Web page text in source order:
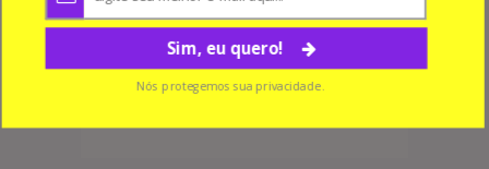
Sim, eu quero!
Nós protegemos sua privacidade.